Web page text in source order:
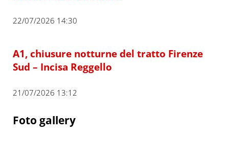
22/07/2026 14:30
A1, chiusure notturne del tratto Firenze
Sud – Incisa Reggello
21/07/2026 13:12
Foto gallery